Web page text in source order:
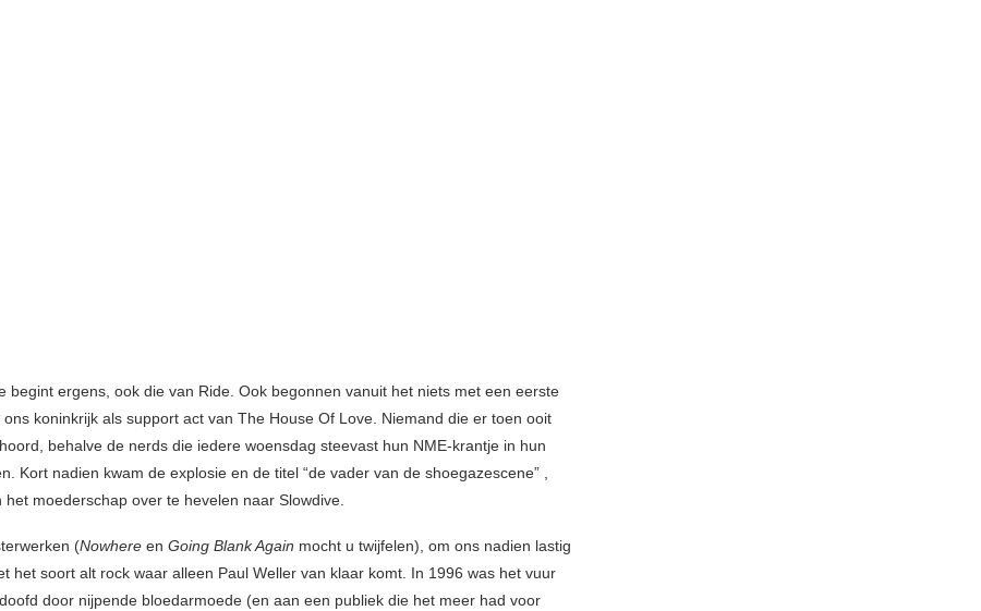
begint ergens, ook die van Ride. Ook begonnen vanuit het niets met een eerste
koninkrijk als support act van The House Of Love. Niemand die er toen ooit
behalve de nerds die iedere woensdag steevast hun NME-krantje in hun
Kort nadien kwam de explosie en de titel “de vader van de shoegazescene” ,
het moederschap over te hevelen naar Slowdive.
(Nowhere en Going Blank Again mocht u twijfelen), om ons nadien lastig
het soort alt rock waar alleen Paul Weller van klaar komt. In 1996 was het vuur
door nijpende bloedarmoede (en aan een publiek die het meer had voor